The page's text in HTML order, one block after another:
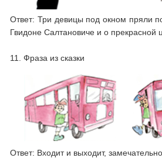
Ответ: Три девицы под окном пряли
Гвидоне Салтановиче и о прекрасной
11. Фраза из сказки
Ответ: Входит и выходит,